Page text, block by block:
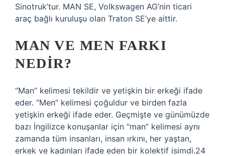
Sinotruk’tur. MAN SE, Volkswagen AG’nin ticari
araç bağlı kuruluşu olan Traton SE’ye aittir.
MAN VE MEN FARKI
NEDIR?
“Man” kelimesi tekildir ve yetişkin bir erkeği ifade
eder. “Men” kelimesi çoğuldur ve birden fazla
yetişkin erkeği ifade eder. Geçmişte ve günümüzde
bazı İngilizce konuşanlar için “man” kelimesi aynı
zamanda tüm insanları, insan ırkını, her yaştan,
erkek ve kadınları ifade eden bir kolektif isimdi.24